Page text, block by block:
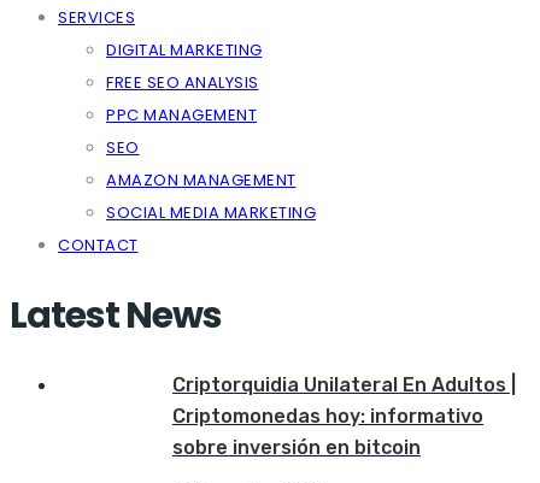
SERVICES
DIGITAL MARKETING
FREE SEO ANALYSIS
PPC MANAGEMENT
SEO
AMAZON MANAGEMENT
SOCIAL MEDIA MARKETING
CONTACT
Latest News
Criptorquidia Unilateral En Adultos |
Criptomonedas hoy: informativo
sobre inversión en bitcoin